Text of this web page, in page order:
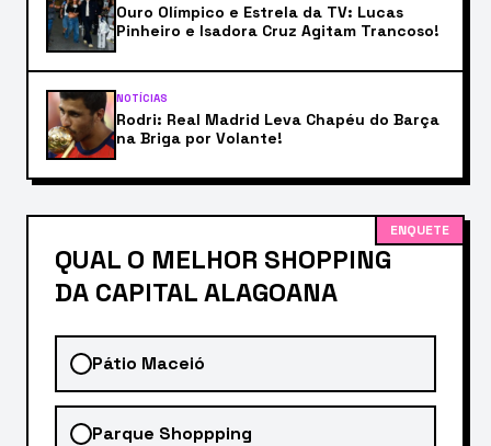
Ouro Olímpico e Estrela da TV: Lucas
Pinheiro e Isadora Cruz Agitam Trancoso!
NOTÍCIAS
Rodri: Real Madrid Leva Chapéu do Barça
na Briga por Volante!
ENQUETE
QUAL O MELHOR SHOPPING
DA CAPITAL ALAGOANA
Pátio Maceió
Parque Shoppping